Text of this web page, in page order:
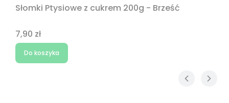
Słomki Ptysiowe z cukrem 200g - Brześć
Cena
7,90 zł
Do koszyka